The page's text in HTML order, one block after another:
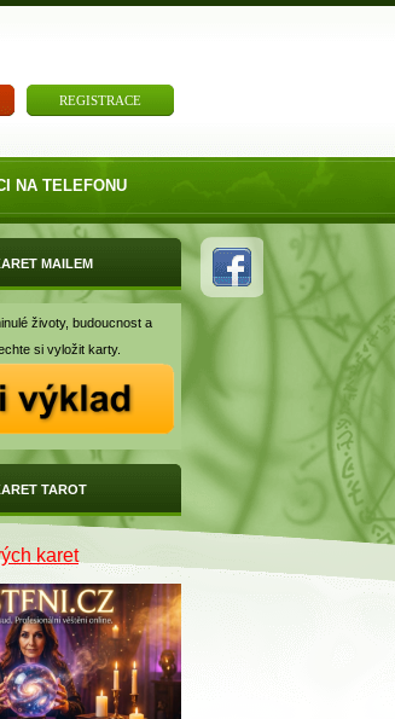
REGISTRACE
NA TELEFONU
MAILEM
životy, budoucnost a
si vyložit karty.
TAROT
karet